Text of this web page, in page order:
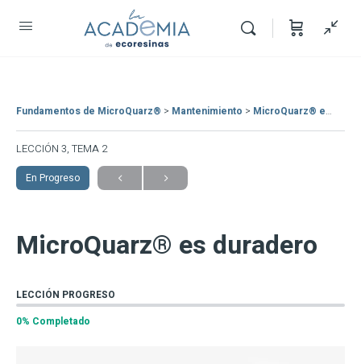
Fundamentos de MicroQuarz® Mantenimiento MicroQuarz® es duradero
LECCIÓN 3, TEMA 2
En Progreso
MicroQuarz® es duradero
LECCIÓN PROGRESO
0% Completado